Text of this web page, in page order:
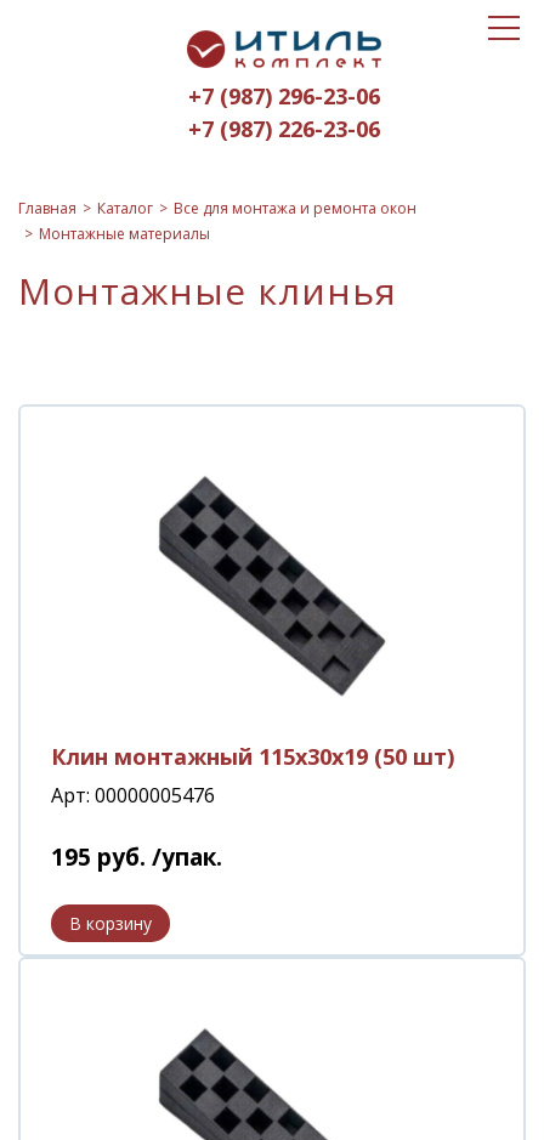
Итиль-
Комплект
logo
+7 (987) 296-23-06
+7 (987) 226-23-06
Toggle
Главная Каталог
Все для монтажа и ремонта окон
Монтажные материалы
Монтажные клинья
Клин монтажный 115х30х19 (50 шт)
Арт: 00000005476
195 руб. /упак.